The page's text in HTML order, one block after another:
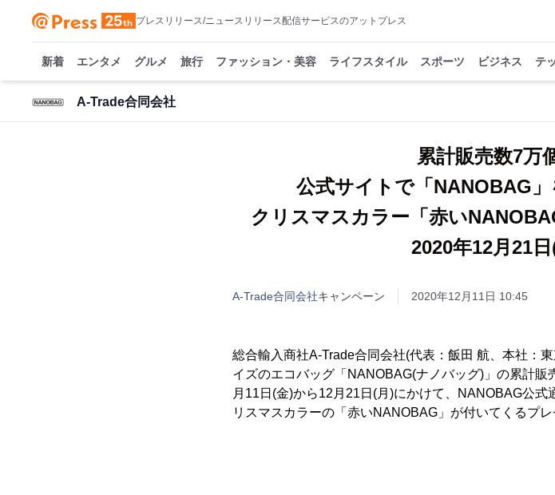
プレスリリース/ニュースリリース配信サービスのアットプレス
新着 エンタメ グルメ 旅行 ファッション・美容 ライフスタイル スポーツ ビジネス テ
A-Trade合同会社
累計販売数7万
公式サイトで「NANOBAG
クリスマスカラー「赤い
2020年12月21
A-Trade合同会社キャンペーン 2020年12月11日 10:45
総合輸入商社A-Trade合同会社(代表：飯田 航、本社：
イズのエコバッグ「NANOBAG(ナノバッグ)」の累計
月11日(金)から12月21日(月)にかけて、NANOBAG公
リスマスカラーの「赤いNANOBAG」が付いてくるプ